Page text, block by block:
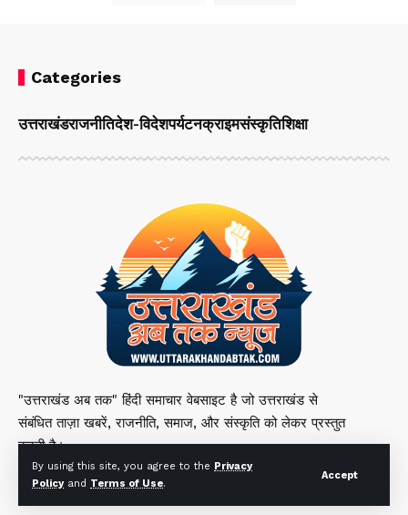
By using this site, you agree to the Privacy
Policyand Terms of Use.
Accept
Categories
उत्तराखंडराजनीतिदेश-विदेशपर्यटनक्राइमसंस्कृतिशिक्षा
"उत्तराखंड अब तक" हिंदी समाचार वेबसाइट है जो उत्तराखंड से
संबंधित ताज़ा खबरें, राजनीति, समाज, और संस्कृति को लेकर प्रस्तुत
करती है।